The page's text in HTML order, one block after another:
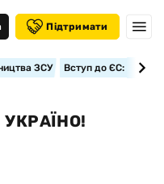
Підтримати
ЗСУ Вступ до ЄС: